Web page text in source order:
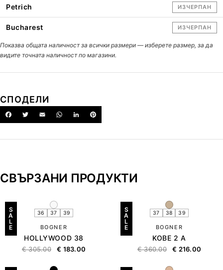
Petrich ИЗЧЕРПАН
Bucharest ИЗЧЕРПАН
Показва общата наличност за всички размери — изберете размер, за да
видите точната наличност по магазини.
СПОДЕЛИ
СВЪРЗАНИ ПРОДУКТИ
S
A
L
E
36 37 39
BOGNER
HOLLYWOOD 38
€305.00 € 183.00
S
A
L
E
37 38 39
BOGNER
KOBE 2 A
€360.00 € 216.00